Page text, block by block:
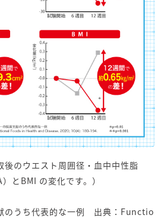
後のウエスト周囲径・血中中性脂
とBMI の変化です。）
のうち代表的な一例 出典：Functio